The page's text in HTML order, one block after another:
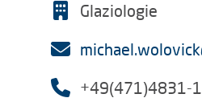
Glaziologie
+49(471)4831-